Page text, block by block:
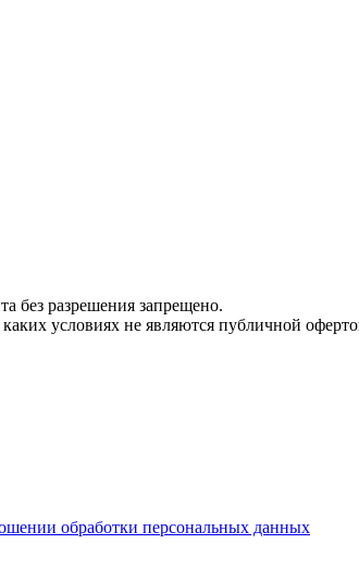
без разрешения запрещено.
условиях не являются публичной
обработки персональных данных